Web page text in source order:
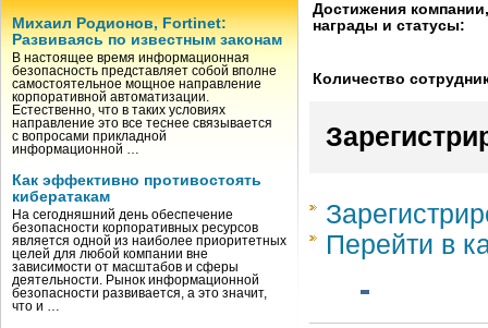
Михаил Родионов, Fortinet:
Развиваясь по известным законам
В настоящее время информационная
безопасность представляет собой вполне
самостоятельное мощное направление
корпоративной автоматизации.
Естественно, что в таких условиях
направление это все теснее связывается
с вопросами прикладной
информационной …
Как эффективно противостоять
кибератакам
На сегодняшний день обеспечение
безопасности корпоративных ресурсов
является одной из наиболее приоритетных
целей для любой компании вне
зависимости от масштабов и сферы
деятельности. Рынок информационной
безопасности развивается, а это значит,
что и …
Достижения компании,
награды и статусы:
Количество
Перейти в